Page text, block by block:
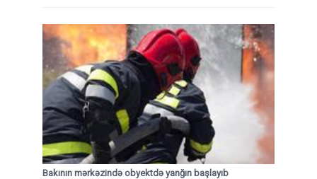
Bakının mərkəzində obyektdə yanğın başlayıb